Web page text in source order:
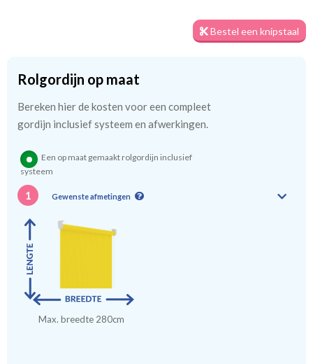
200 cm
We hebben bijna alle stoffen op voorraad, bestel daarom gerust
Zo weet u precies met welke kleur en kwaliteit uw gordijnen
worden gemaakt.
kindergordijnen voeren: een verschil van dag en nacht!
Bestel een knipstaal
Rolgordijn op maat
Bereken hier de kosten voor een compleet
gordijn inclusief systeem en afwerkingen.
Een op maat gemaakt rolgordijn inclusief
systeem
1 Gewenste afmetingen
Max. breedte 280cm